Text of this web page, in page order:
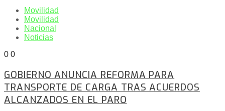
Movilidad
Movilidad
Nacional
Noticias
0 0
GOBIERNO ANUNCIA REFORMA PARA
TRANSPORTE DE CARGA TRAS ACUERDOS
ALCANZADOS EN EL PARO